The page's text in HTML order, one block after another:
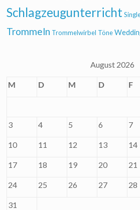
Schlagzeugunterricht
Trommeln Trommelwirbel Töne
August 2026
M D M D F
3 4 5 6 7
10 11 12 13 14
17 18 19 20 21
24 25 26 27 28
31